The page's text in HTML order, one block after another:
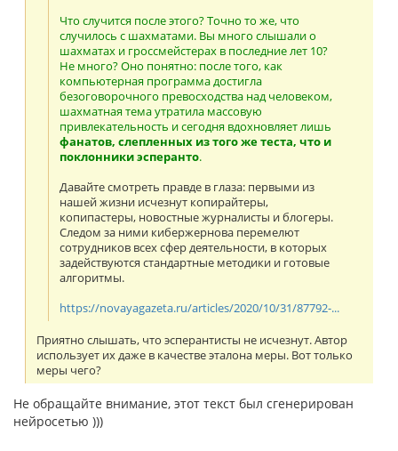
Что случится после этого? Точно то же, что
случилось с шахматами. Вы много слышали о
шахматах и гроссмейстерах в последние лет 10?
Не много? Оно понятно: после того, как
компьютерная программа достигла
безоговорочного превосходства над человеком,
шахматная тема утратила массовую
привлекательность и сегодня вдохновляет лишь
фанатов, слепленных из того же теста, что и
поклонники эсперанто.
Давайте смотреть правде в глаза: первыми из
нашей жизни исчезнут копирайтеры,
копипастеры, новостные журналисты и блогеры.
Следом за ними кибержернова перемелют
сотрудников всех сфер деятельности, в которых
задействуются стандартные методики и готовые
алгоритмы.
https://novayagazeta.ru/articles/2020/10/31/87792-...
Приятно слышать, что эсперантисты не исчезнут. Автор
использует их даже в качестве эталона меры. Вот только
меры чего?
Не обращайте внимание, этот текст был сгенерирован
нейросетью )))